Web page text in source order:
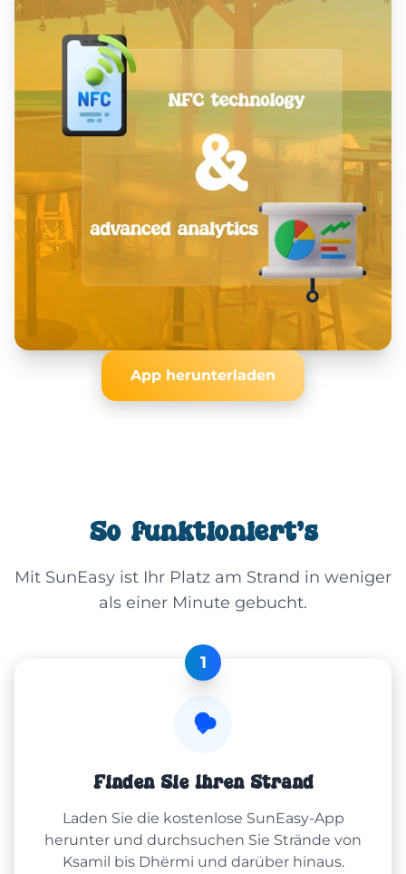
App herunterladen
So funktioniert's
Mit SunEasy ist Ihr Platz am Strand in weniger
als einer Minute gebucht.
1
Finden Sie Ihren Strand
Laden Sie die kostenlose SunEasy-App
herunter und durchsuchen Sie Strände von
Ksamil bis Dhërmi und darüber hinaus.